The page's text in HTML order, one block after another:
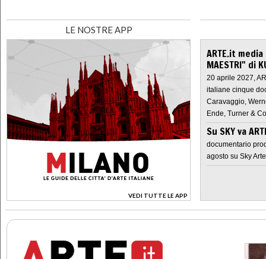
LE NOSTRE APP
VEDI TUTTE LE APP
>
ARTE.it
MAESTRI" di
20 aprile 2027,
italiane cinque
Caravaggio,
Ende, Turner &
Su SKY va
documentario
agosto su Sky Arte